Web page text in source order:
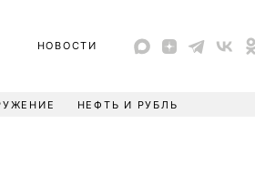
НОВОСТИ
НЕФТЬ И РУБЛЬ